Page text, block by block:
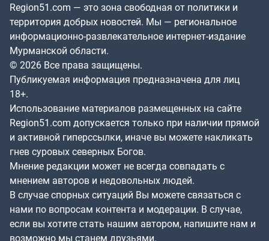
Region51.com — это зона свободная от политики и
территория добрых новостей. Мы — региональное
информационно-развлекательное интернет-издание
Мурманской области.
© 2026 Все права защищены.
Публикуемая информация предназначена для лиц
18+.
Использование материалов размещенных на сайте
Region51.com допускается только при наличии прямой
и активной гиперссылки, иначе вы можете накликать
гнев суровых северных Богов.
Мнение редакции может не всегда совпадать с
мнением авторов и недовольных людей.
В случае спорных ситуаций Вы можете связаться с
нами по вопросам контента и модерации. В случае,
если вы хотите стать нашим автором, напишите нам и
возможно мы станем друзьями.